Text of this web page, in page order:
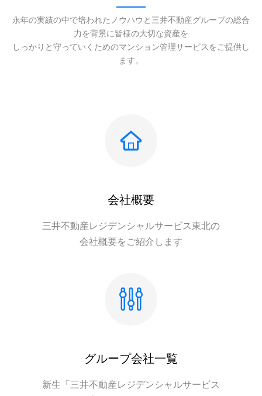
永年の実績の中で培われたノウハウと三井不動産グループの総合
力を背景に皆様の大切な資産を
しっかりと守っていくためのマンション管理サービスをご提供し
ます。
会社概要
三井不動産レジデンシャルサービス東北の
会社概要をご紹介します
グループ会社一覧
新生「三井不動産レジデンシャルサービス